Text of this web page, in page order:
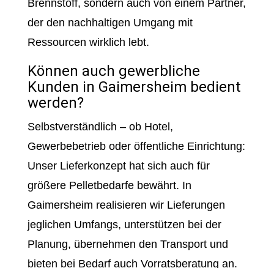
Brennstoff, sondern auch von einem Partner,
der den nachhaltigen Umgang mit
Ressourcen wirklich lebt.
Können auch gewerbliche
Kunden in Gaimersheim bedient
werden?
Selbstverständlich – ob Hotel,
Gewerbebetrieb oder öffentliche Einrichtung:
Unser Lieferkonzept hat sich auch für
größere Pelletbedarfe bewährt. In
Gaimersheim realisieren wir Lieferungen
jeglichen Umfangs, unterstützen bei der
Planung, übernehmen den Transport und
bieten bei Bedarf auch Vorratsberatung an.